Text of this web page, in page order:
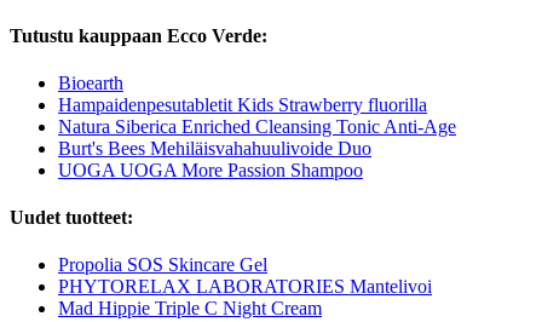
Tutustu kauppaan Ecco Verde:
Bioearth
Hampaidenpesutabletit Kids Strawberry fluorilla
Natura Siberica Enriched Cleansing Tonic Anti-Age
Burt's Bees Mehiläisvahahuulivoide Duo
UOGA UOGA More Passion Shampoo
Uudet tuotteet:
Propolia SOS Skincare Gel
PHYTORELAX LABORATORIES Mantelivoi
Mad Hippie Triple C Night Cream